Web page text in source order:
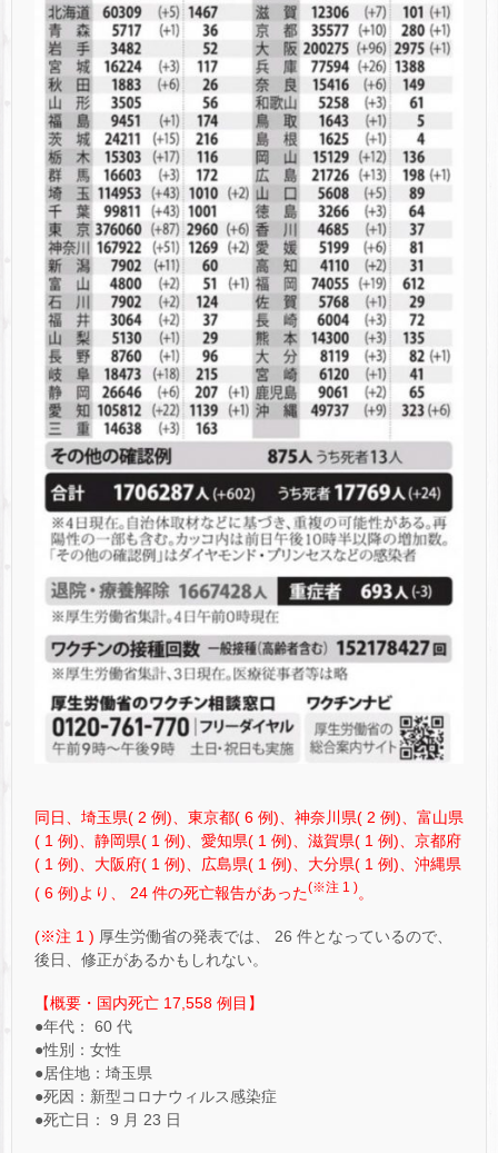
同日、埼玉県( 2 例)、東京都( 6 例)、神奈川県( 2 例)、富山県
( 1 例)、静岡県( 1 例)、愛知県( 1 例)、滋賀県( 1 例)、京都府
( 1 例)、大阪府( 1 例)、広島県( 1 例)、大分県( 1 例)、沖縄県
( 6 例)より、 24 件の死亡報告があった(※注 1 )。
(※注 1 ) 厚生労働省の発表では、 26 件となっているので、
後日、修正があるかもしれない。
【概要・国内死亡 17,558 例目】
●年代： 60 代
●性別：女性
●居住地：埼玉県
●死因：新型コロナウィルス感染症
●死亡日： 9 月 23 日